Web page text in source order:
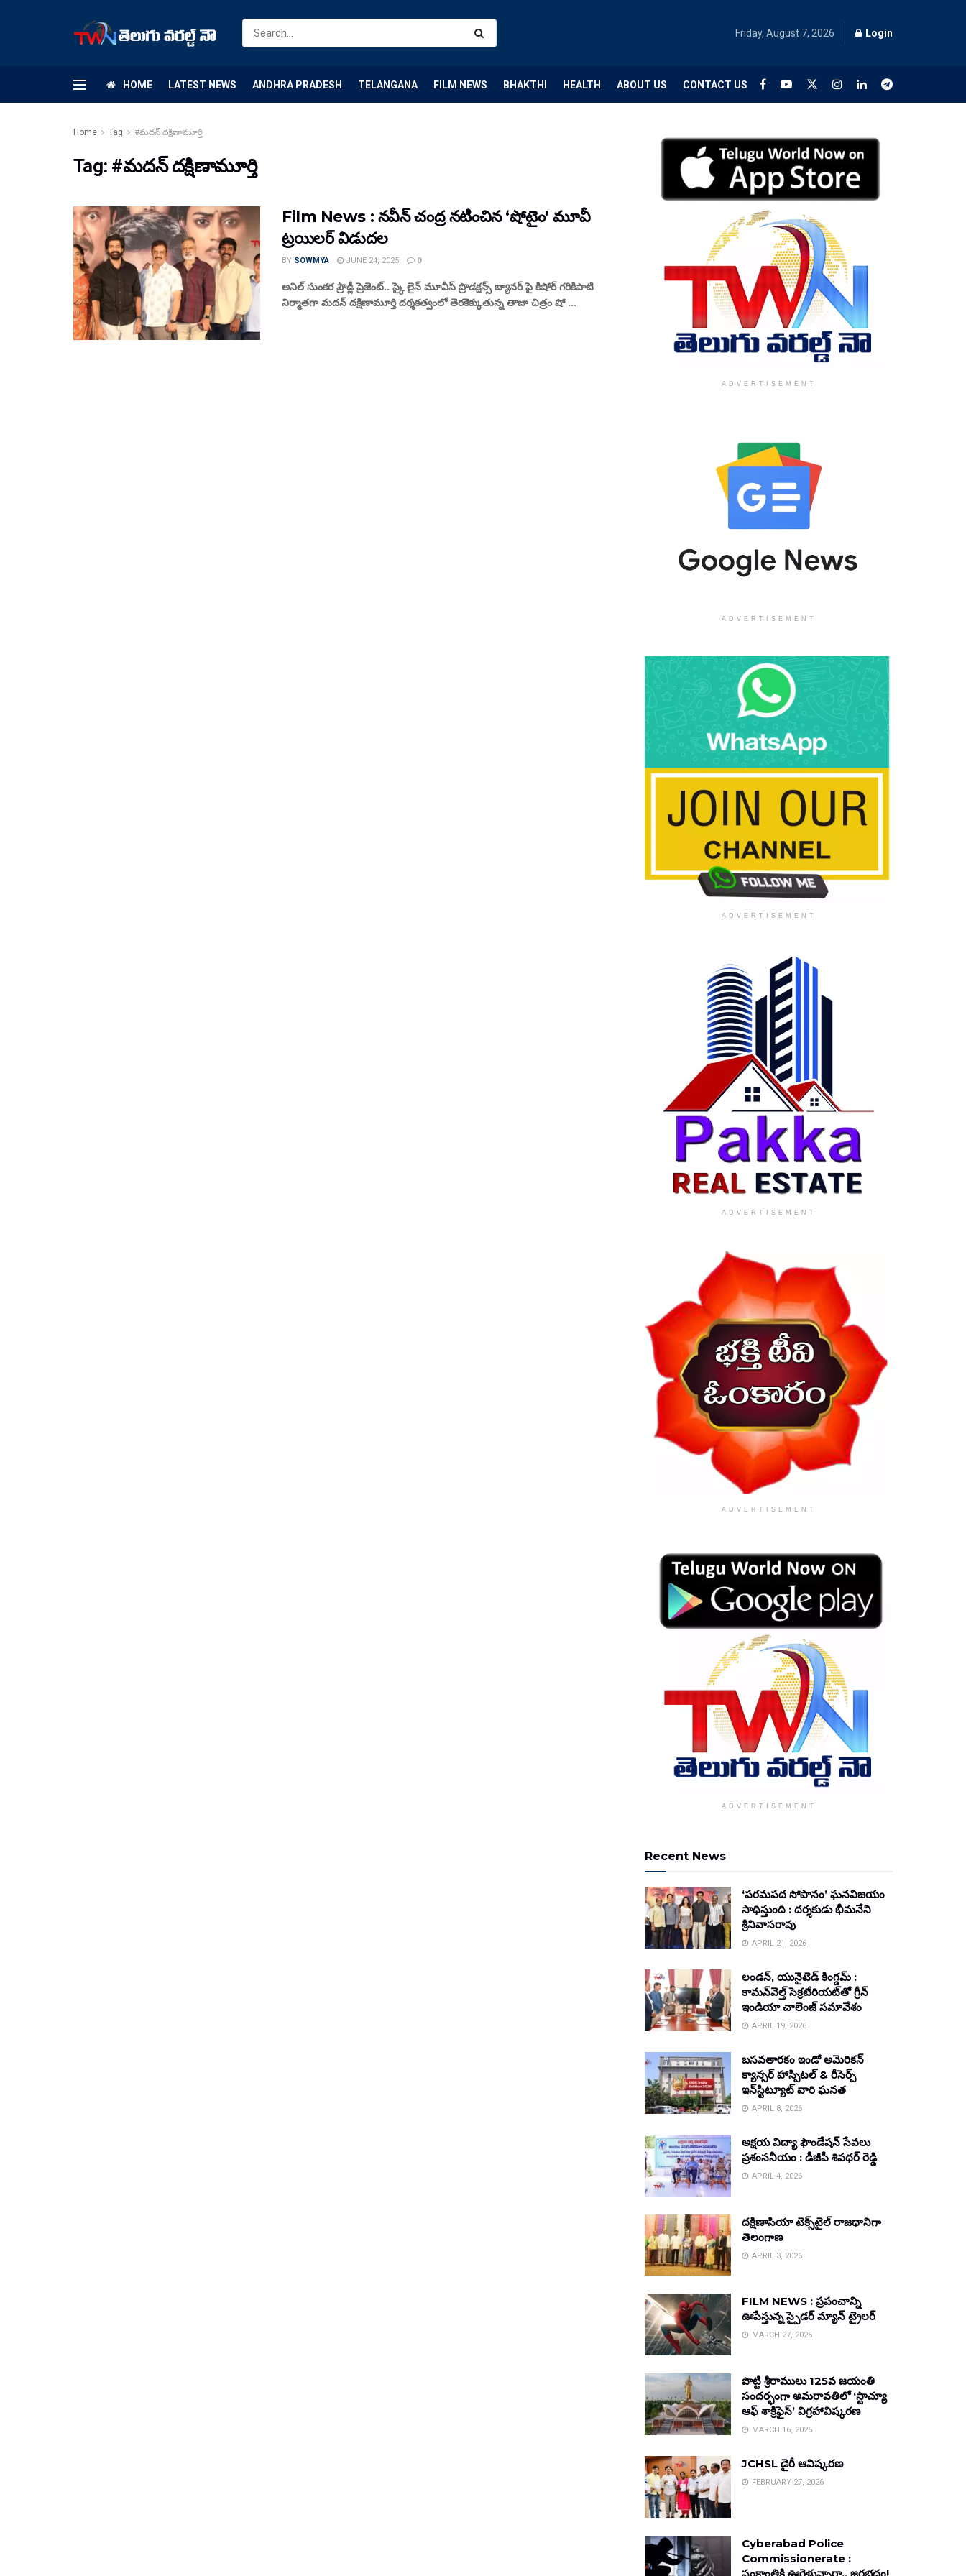
Friday, August 7, 2026 Login
HOME LATEST NEWS ANDHRA PRADESH TELANGANA FILM NEWS BHAKTHI HEALTH ABOUT US CONTACT US
Home Tag #మదన్ దక్షిణామూర్తి
Tag: #మదన్ దక్షిణామూర్తి
Film News : నవీన్ చంద్ర నటించిన ‘షోటైం’ మూవీ
ట్రయిలర్ విడుదల
BY SOWMYA JUNE 24, 2025 0
అనిల్ సుంకర ప్రౌడ్లీ ప్రెజెంట్.. స్కై లైన్ మూవీస్ ప్రొడక్షన్స్ బ్యానర్ పై కిషోర్ గరికిపాటి
నిర్మాతగా మదన్ దక్షిణామూర్తి దర్శకత్వంలో తెరకెక్కుతున్న తాజా చిత్రం షో ...
ADVERTISEMENT
ADVERTISEMENT
ADVERTISEMENT
ADVERTISEMENT
ADVERTISEMENT
ADVERTISEMENT
Recent News
‘పరమపద సోపానం’ ఘనవిజయం
సాధిస్తుంది : దర్శకుడు భీమనేని
శ్రీనివాసరావు
APRIL 21, 2026
లండన్, యునైటెడ్ కింగ్డమ్ :
కామన్‌వెల్త్ సెక్రటేరియట్‌తో గ్రీన్
ఇండియా చాలెంజ్ సమావేశం
APRIL 19, 2026
బసవతారకం ఇండో అమెరికన్
క్యాన్సర్ హాస్పిటల్ & రీసెర్చ్
ఇన్‌స్టిట్యూట్ వారి ఘనత
APRIL 8, 2026
అక్షయ విద్యా ఫౌండేషన్ సేవలు
ప్రశంసనీయం : డీజీపీ శివధర్ రెడ్డి
APRIL 4, 2026
దక్షిణాసియా టెక్స్‌టైల్ రాజధానిగా
తెలంగాణ
APRIL 3, 2026
FILM NEWS : ప్రపంచాన్ని
ఊపేస్తున్న స్పైడర్ మ్యాన్ ట్రైలర్
MARCH 27, 2026
పొట్టి శ్రీరాములు 125వ జయంతి
సందర్భంగా అమరావతిలో ‘స్టాచ్యూ
ఆఫ్ శాక్రిఫైస్’ విగ్రహావిష్కరణ
MARCH 16, 2026
JCHSL డైరీ ఆవిష్కరణ
FEBRUARY 27, 2026
Cyberabad Police
Commissionerate :